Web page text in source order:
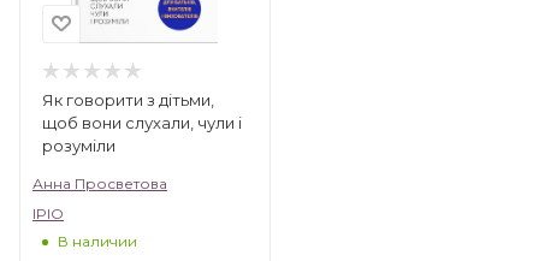
Як говорити з дітьми,
щоб вони слухали, чули і
розуміли
Анна Просветова
IPIO
В наличии